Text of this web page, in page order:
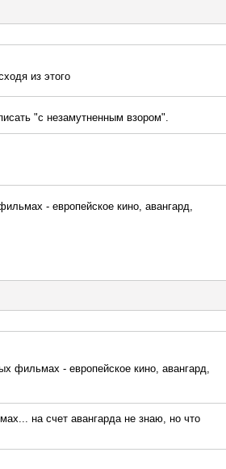
из этого
"с незамутненным взором".
- европейское кино, авангард,
фильмах - европейское кино, авангард,
на счет авангарда не знаю, но что